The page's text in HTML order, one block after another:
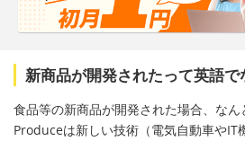
新商品が開発されたって英語で
食品等の新商品が開発された場合、な
Produceは新しい技術（電気自動車やIT